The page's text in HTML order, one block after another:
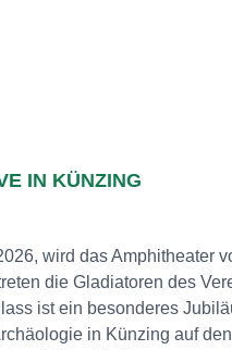
IN KÜNZING
wird das Amphitheater
die Gladiatoren des
ist ein besonderes
in Künzing auf